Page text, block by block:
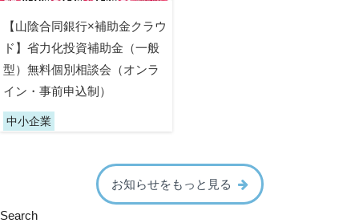
【山陰合同銀行×補助金クラウ
ド】省力化投資補助金（一般
型）無料個別相談会（オンラ
イン・事前申込制）
中小企業
お知らせをもっと見る
Search